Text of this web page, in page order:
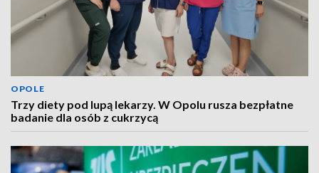
OPOLE
Trzy diety pod lupą lekarzy. W Opolu rusza bezpłatne
badanie dla osób z cukrzycą